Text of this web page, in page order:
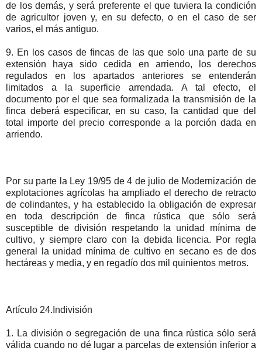
de los demás, y será preferente el que tuviera la condición
de agricultor joven y, en su defecto, o en el caso de ser
varios, el más antiguo.
9. En los casos de fincas de las que solo una parte de su
extensión haya sido cedida en arriendo, los derechos
regulados en los apartados anteriores se entenderán
limitados a la superficie arrendada. A tal efecto, el
documento por el que sea formalizada la transmisión de la
finca deberá especificar, en su caso, la cantidad que del
total importe del precio corresponde a la porción dada en
arriendo.
Por su parte la Ley 19/95 de 4 de julio de Modernización de
explotaciones agrícolas ha ampliado el derecho de retracto
de colindantes, y ha establecido la obligación de expresar
en toda descripción de finca rústica que sólo será
susceptible de división respetando la unidad mínima de
cultivo, y siempre claro con la debida licencia. Por regla
general la unidad mínima de cultivo en secano es de dos
hectáreas y media, y en regadío dos mil quinientos metros.
Artículo 24.Indivisión
1. La división o segregación de una finca rústica sólo será
válida cuando no dé lugar a parcelas de extensión inferior a